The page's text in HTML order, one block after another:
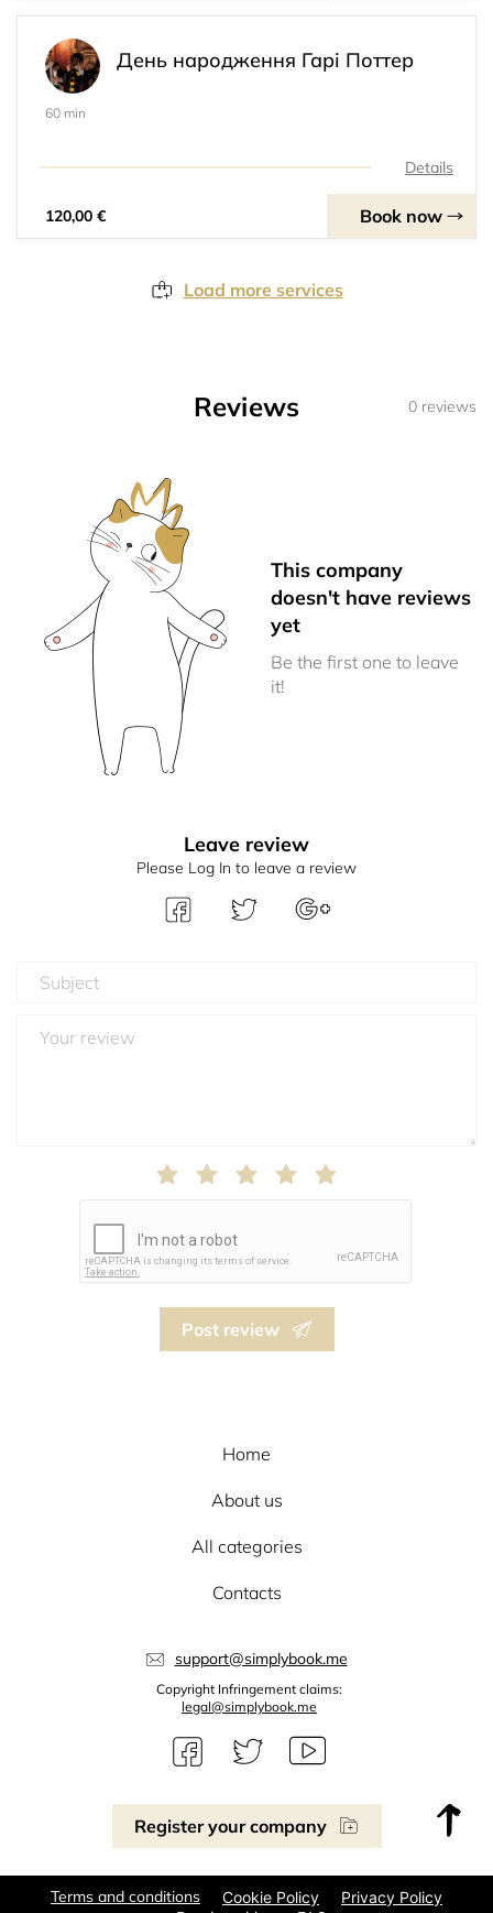
День народження Гарі Поттер
60 min
Details
120,00 € Book now
Load more services
Reviews 0 reviews
This company
doesn't have reviews
yet
Be the first one to leave
it!
Leave review
Please Log In to leave a review
Post review
Register your company
Home
About us
All categories
Contacts
support@simplybook.me
Copyright Infringement claims:
legal@simplybook.me
Terms and conditions Cookie Policy Privacy Policy